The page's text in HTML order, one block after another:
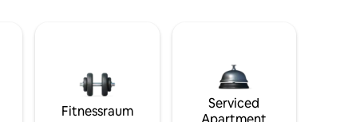
Fitnessraum
Serviced